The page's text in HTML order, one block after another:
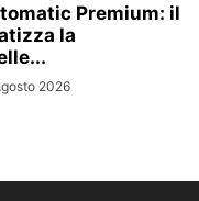
Premium: il
la
2026